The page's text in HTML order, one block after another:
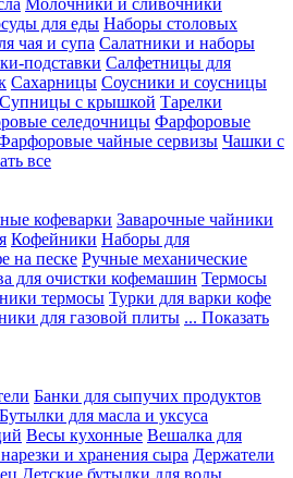
Молочники и сливочники
для еды Наборы столовых
чая и супа Салатники и наборы
подставки Салфетницы для
Сахарницы Соусники и соусницы
Супницы с крышкой Тарелки
селедочницы Фарфоровые
чайные сервизы Чашки с
все
кофеварки Заварочные чайники
Кофейники Наборы для
на песке Ручные механические
для очистки кофемашин Термосы
термосы Турки для варки кофе
для газовой плиты ... Показать
Банки для сыпучих продуктов
Бутылки для масла и уксуса
Весы кухонные Вешалка для
и хранения сыра Держатели
Детские бутылки для воды